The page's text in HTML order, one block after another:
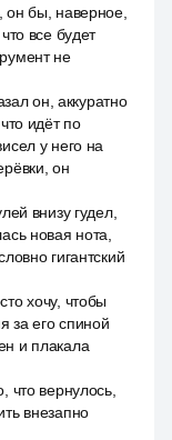
бы, наверное,
все будет
не
он, аккуратно
идёт по
у него на
он
внизу гудел,
новая нота,
гигантский
хочу, чтобы
за его спиной
и плакала
что вернулось,
внезапно